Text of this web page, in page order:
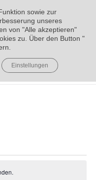
УКРАЇНСЬКАsowie zur
unseres
von "Alle akzeptieren"
zu. Über den Button "
Einstellungen